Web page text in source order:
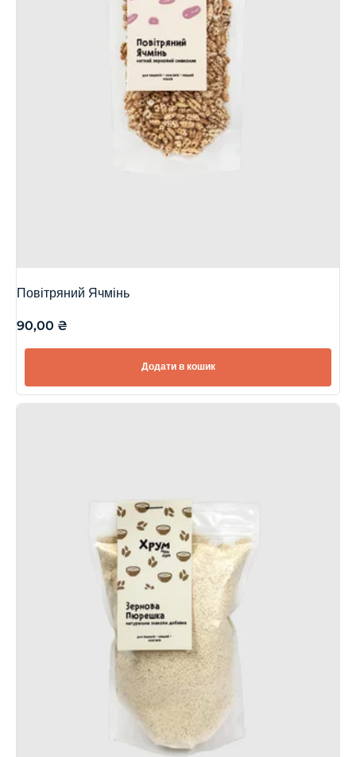
Повітряний Ячмінь
90,00 ₴
Додати в кошик